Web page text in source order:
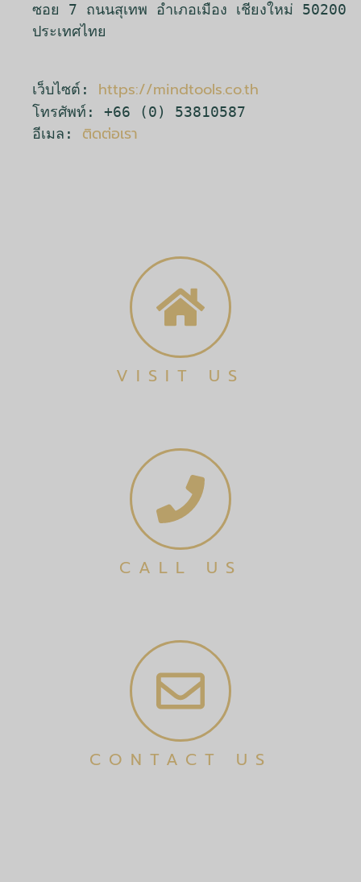
ซอย 7 ถนนสุเทพ อำเภอเมือง เชียงใหม่ 50200
ประเทศไทย
เว็บไซต์: https://mindtools.co.th
โทรศัพท์: +66 (0) 53810587
อีเมล:
VISIT US
CALL US
CONTACT US